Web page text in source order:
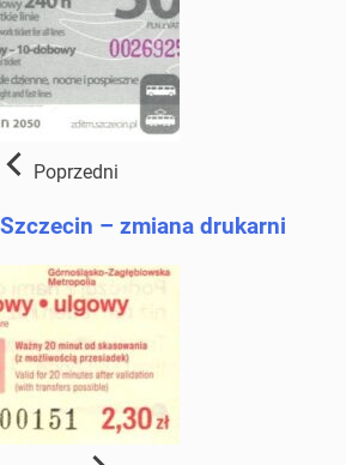
Poprzedni
Szczecin – zmiana drukarni